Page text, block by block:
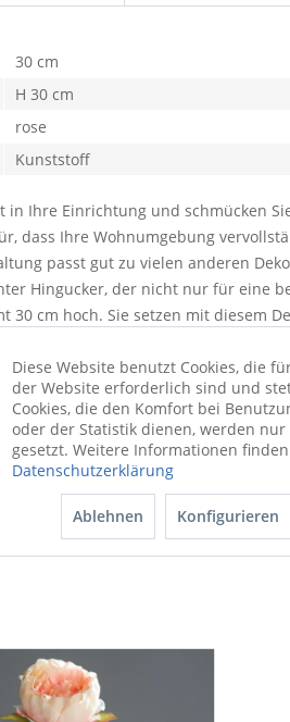
Ihre Einrichtung und schmücken
dass Ihre Wohnumgebung
passt gut zu vielen anderen
Hingucker, der nicht nur für eine
30 cm hoch. Sie setzen mit diesem
beraten wir Sie gerne
30 cm
H 30 cm
rose
Kunststoff
Diese Website benutzt Cookies, die
der Website erforderlich sind und
Cookies, die den Komfort bei
oder der Statistik dienen, werden
gesetzt. Weitere Informationen
Datenschutzerklärung
Ablehnen Konfigurieren